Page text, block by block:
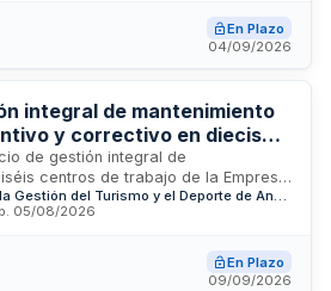
fontanería y todo el
El servicio se prestará en las
adjudicatario será responsable de
continua de las instalaciones y
hospitalario.
En Plazo
04/09/2026
integral de mantenimiento
y correctivo en dieciséis
- Empresa Pública para la
y el Deporte de Andalucía
de gestión integral de
centros de trabajo de la Empresa
del Turismo y el Deporte de
actividades de
y revisiones sistemáticas,
para reparación de averías. La
Empresa Pública para la Gestión del Turismo y el Deporte de Andalucía, S.A.
05/08/2026
En Plazo
09/09/2026